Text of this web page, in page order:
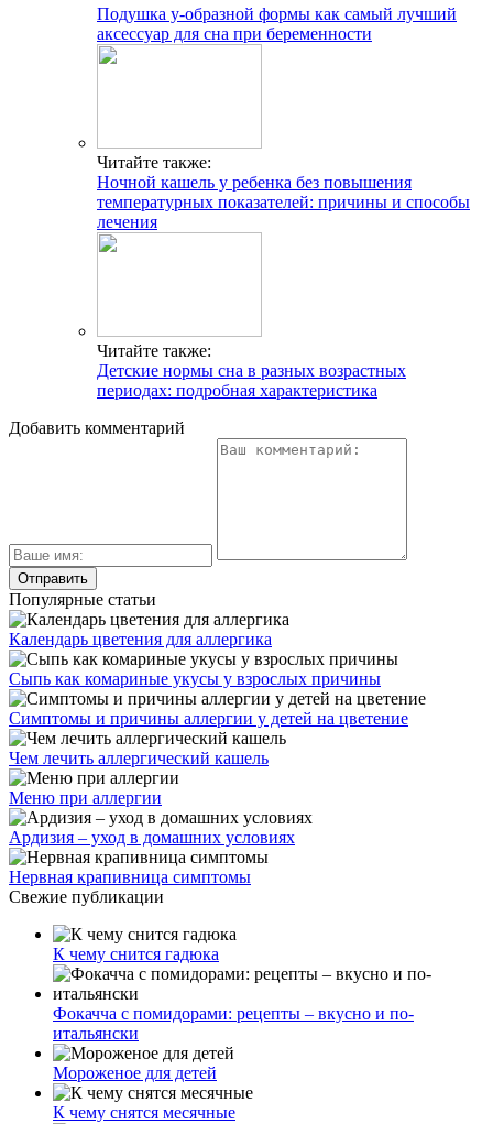
Подушка у-образной формы как самый лучший
аксессуар для сна при беременности
Читайте также:
Ночной кашель у ребенка без повышения
температурных показателей: причины и способы
лечения
Читайте также:
Детские нормы сна в разных возрастных
периодах: подробная характеристика
Добавить комментарий
Популярные статьи
Календарь цветения для аллергика
Сыпь как комариные укусы у взрослых причины
Симптомы и причины аллергии у детей на цветение
Чем лечить аллергический кашель
Меню при аллергии
Ардизия – уход в домашних условиях
Нервная крапивница симптомы
Свежие публикации
К чему снится гадюка
Фокачча с помидорами: рецепты – вкусно и по-
итальянски
Мороженое для детей
К чему снятся месячные